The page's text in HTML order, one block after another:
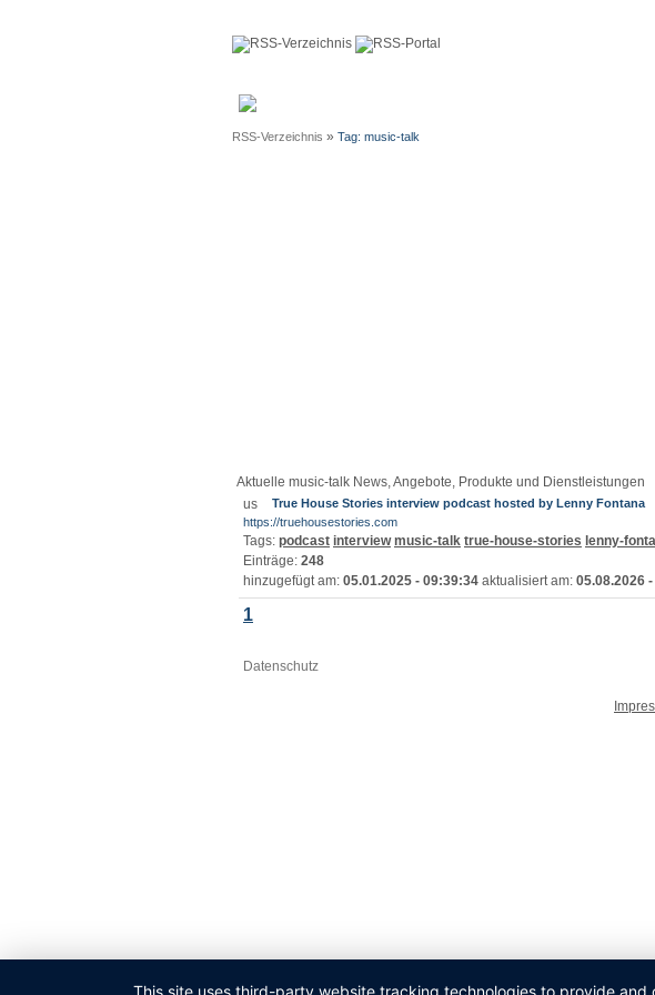
RSS-Verzeichnis » Tag: music-talk
Aktuelle music-talk News, Angebote, Produkte und Dienstleistungen
True House Stories interview podcast hosted by Lenny Fontana
https://truehousestories.com
Tags: podcast interview music-talk true-house-stories lenny-
Einträge: 248
hinzugefügt am: 05.01.2025 - 09:39:34 aktualisiert am: 05.08.2026
1
Datenschutz
This site uses third-party website tracking technologies to provide